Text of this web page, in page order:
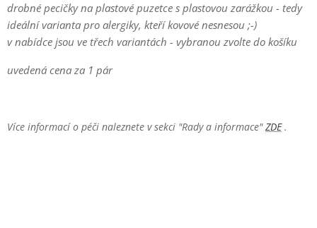
drobné pecičky na plastové puzetce s plastovou zarážkou - tedy
ideální varianta pro alergiky, kteří kovové nesnesou ;-)
v nabídce jsou ve třech variantách - vybranou zvolte do košíku
uvedená cena za 1 pár
Více informací o péči naleznete v sekci "Rady a informace"ZDE.